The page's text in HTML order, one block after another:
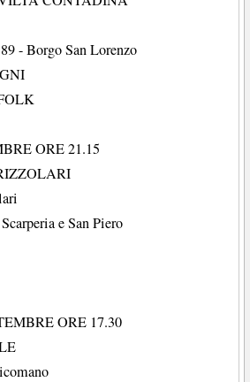
- Borgo San Lorenzo
ORE 21.15
e San Piero
ORE 17.30